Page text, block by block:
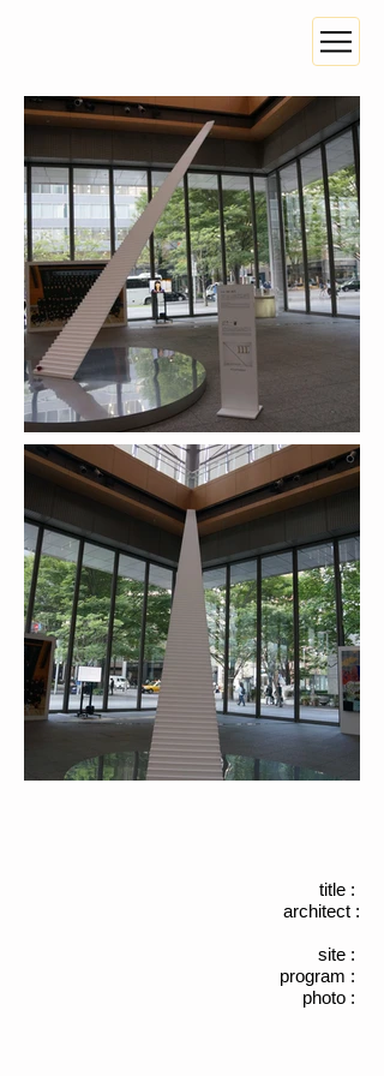
title :
architect :
site :
program :
photo :